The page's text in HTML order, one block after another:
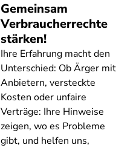
Gemeinsam
Verbraucherrechte
stärken!
Ihre Erfahrung macht den
Unterschied: Ob Ärger mit
Anbietern, versteckte
Kosten oder unfaire
Verträge: Ihre Hinweise
zeigen, wo es Probleme
gibt, und helfen uns,